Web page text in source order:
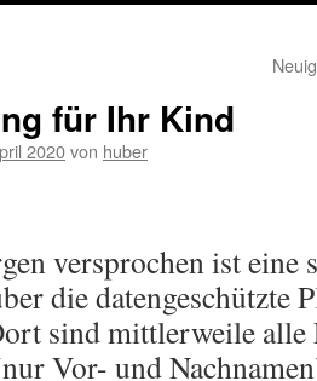
für Ihr Kind
2020von huber
versprochen ist eine
die datengeschützte
sind mittlerweile alle
Vor- und